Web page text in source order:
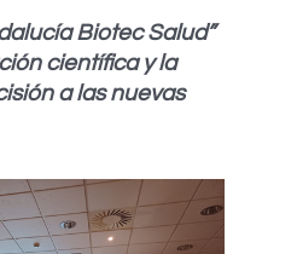
Biotec Salud”
científica y la
a las nuevas